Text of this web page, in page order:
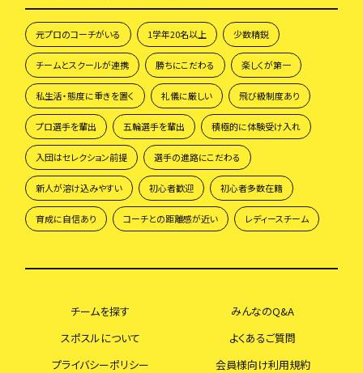
元プロのコーチがいる 1学年20名以上 少数精鋭
チームとスクールが連携 勝ちにこだわる 楽しくが第一
私生活・態度に重きを置く 礼儀に厳しい 飛び級制度あり
プロ選手を輩出 五輪選手を輩出 積極的に体験受け入れ
入団はセレクション前提 選手の進路にこだわる
新人が溶け込みやすい 初心者歓迎 初心者多数在籍
育成に自信あり コーチとの距離感が近い レディースチーム
チームを探す
みんなのQ&A
スポスルについて
よくあるご質問
プライバシーポリシー
会員様向け利用規約